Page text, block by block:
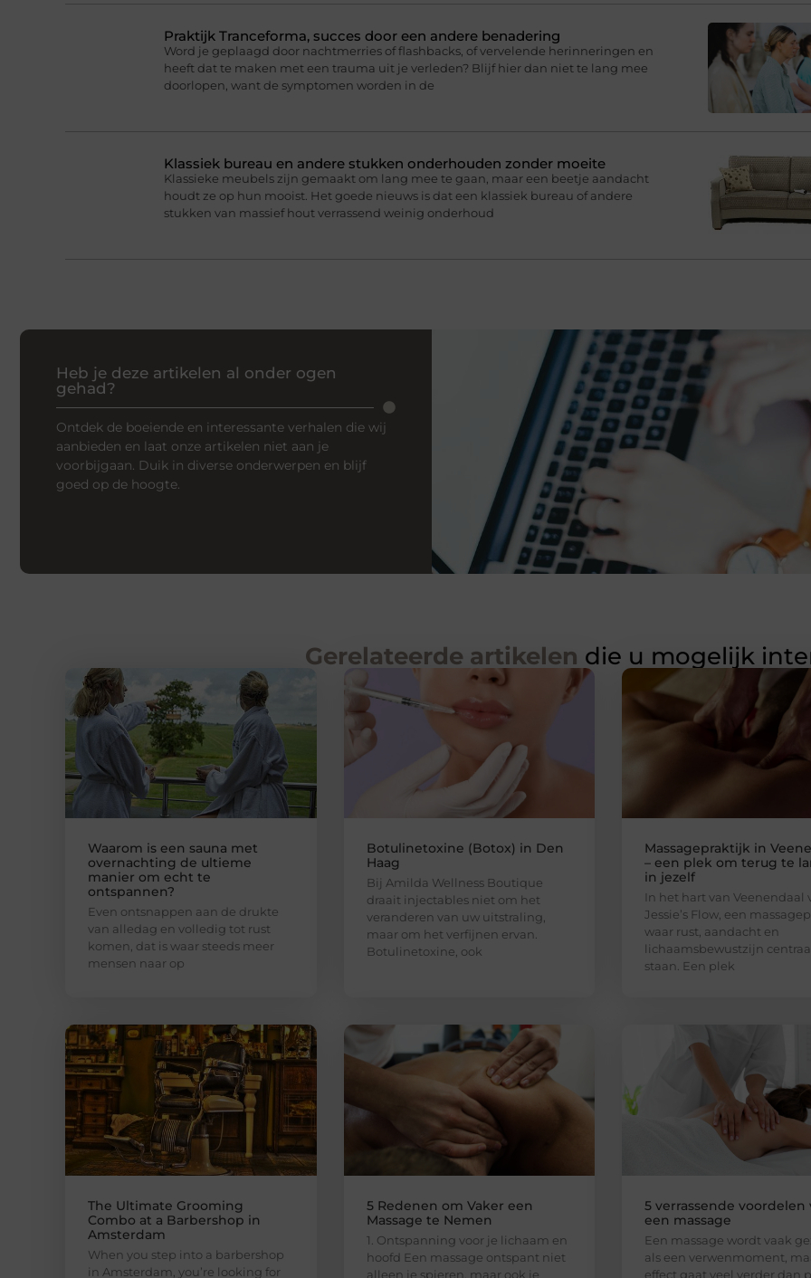
Praktijk Tranceforma, succes door een andere benadering
Word je geplaagd door nachtmerries of flashbacks, of vervelende herinneringen en
heeft dat te maken met een trauma uit je verleden? Blijf hier dan niet te lang mee
doorlopen, want de symptomen worden in de
Klassiek bureau en andere stukken onderhouden zonder moeite
Klassieke meubels zijn gemaakt om lang mee te gaan, maar een beetje aandacht
houdt ze op hun mooist. Het goede nieuws is dat een klassiek bureau of andere
stukken van massief hout verrassend weinig onderhoud
Heb je deze artikelen al onder ogen
gehad?
Ontdek de boeiende en interessante verhalen die wij
aanbieden en laat onze artikelen niet aan je
voorbijgaan. Duik in diverse onderwerpen en blijf
goed op de hoogte.
Gerelateerde artikelen die u mogelijk
Waarom is een sauna met
overnachting de ultieme
manier om echt te
ontspannen?
Even ontsnappen aan de drukte
van alledag en volledig tot rust
komen, dat is waar steeds meer
mensen naar op
Botulinetoxine (Botox) in Den
Haag
Bij Amilda Wellness Boutique
draait injectables niet om het
veranderen van uw uitstraling,
maar om het verfijnen ervan.
Botulinetoxine, ook
Massagepraktijk in
– een plek om terug te
in jezelf
In het hart van Veenendaal
Jessie’s Flow, een
waar rust, aandacht en
lichaamsbewustzijn
staan. Een plek
The Ultimate Grooming
Combo at a Barbershop in
Amsterdam
When you step into a barbershop
in Amsterdam, you’re looking for
5 Redenen om Vaker een
Massage te Nemen
1. Ontspanning voor je lichaam en
hoofd Een massage ontspant niet
alleen je spieren, maar ook je
5 verrassende voordelen
een massage
Een massage wordt vaak
als een verwenmoment,
effect gaat veel verder dan